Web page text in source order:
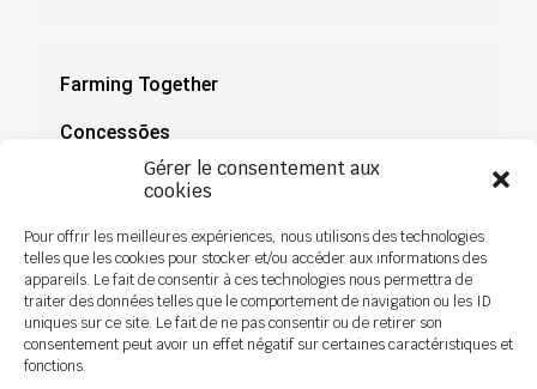
Gérer le consentement aux
cookies
Pour offrir les meilleures expériences, nous utilisons des technologies
telles que les cookies pour stocker et/ou accéder aux informations des
appareils. Le fait de consentir à ces technologies nous permettra de
traiter des données telles que le comportement de navigation ou les ID
uniques sur ce site. Le fait de ne pas consentir ou de retirer son
consentement peut avoir un effet négatif sur certaines caractéristiques et
fonctions.
Farming Together
Concessões
Documentação
Notícias